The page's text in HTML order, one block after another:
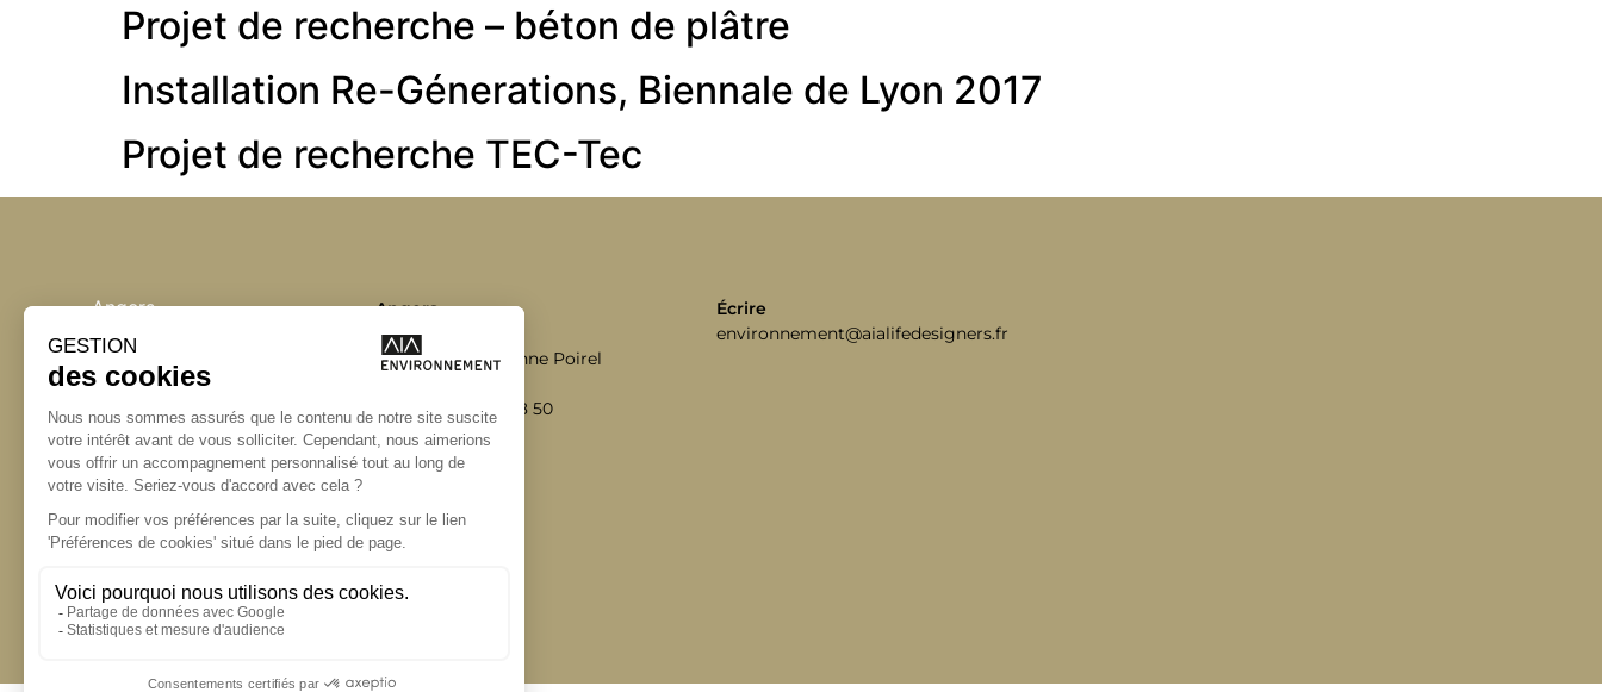
Projet de recherche – béton de plâtre
Installation Re-Génerations, Biennale de Lyon 2017
Projet de recherche TEC-Tec
Angers
Bordeaux
Marseille
Nantes
Paris
Angers
La Station A
14 Boulevard Yvonne Poirel
T +33 (0)2 41 36 88 50
Écrire
environnement@aialifedesigners.fr
contact@aialifedesigners.fr
presse@aialifedesigners.fr
mentions légales